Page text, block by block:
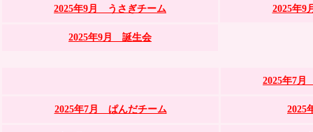
2025年9月 うさぎチーム 2025年9
2025年9月 誕生会
2025年7
2025年7月 ぱんだチーム 2025